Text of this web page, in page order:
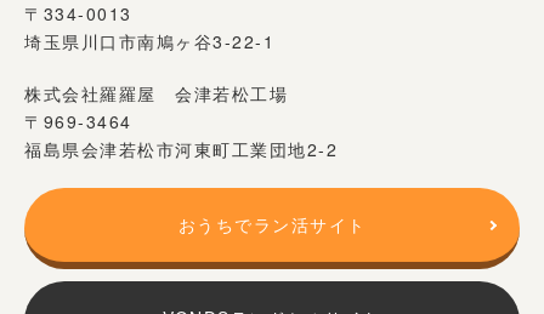
〒334-0013
埼玉県川口市南鳩ヶ谷3-22-1
株式会社羅羅屋 会津若松工場
〒969-3464
福島県会津若松市河東町工業団地2-2
おうちでラン活サイト